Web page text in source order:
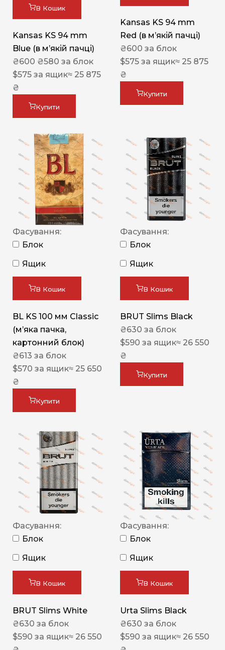
В Кошик
Kansas KS 94 mm
Blue (в мʼякій пачці)
₴600 ₴580 за блок
$575 за ящик≈ 25 875
₴
Купити
Kansas KS 94 mm
Red (в мʼякій пачці)
₴600 за блок
$575 за ящик≈ 25 875
₴
Купити
Фасування:
Блок
Ящик
В Кошик
BL KS 100 мм Classic
(м’яка пачка,
картонний блок)
₴613 за блок
$570 за ящик≈ 25 650
₴
Купити
Фасування:
Блок
Ящик
В Кошик
BRUT Slims Black
₴630 за блок
$590 за ящик≈ 26 550
₴
Купити
Фасування:
Блок
Ящик
В Кошик
BRUT Slims White
₴630 за блок
$590 за ящик≈ 26 550
Фасування:
Блок
Ящик
В Кошик
Urta Slims Black
₴630 за блок
$590 за ящик≈ 26 550